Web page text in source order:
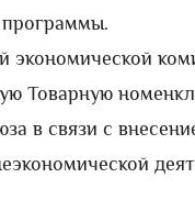
экономической
Товарную
в связи с